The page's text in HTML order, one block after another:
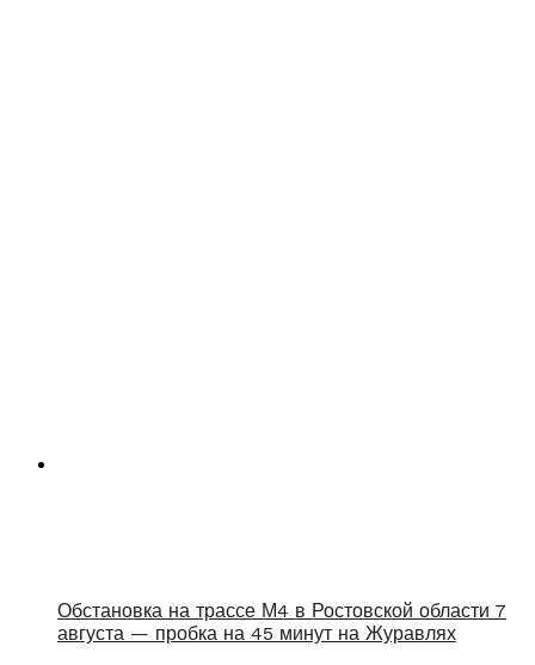
Обстановка на трассе М4 в Ростовской области 7
августа — пробка на 45 минут на Журавлях